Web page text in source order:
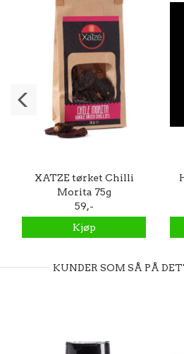
XATZE tørket Chilli
Morita 75g
59,-
Kjøp
KUNDER SOM SÅ PÅ